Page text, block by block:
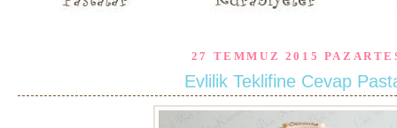
27 TEMMUZ 2015
Evlilik Teklifine Cevap